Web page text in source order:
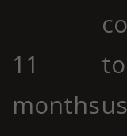
11
months